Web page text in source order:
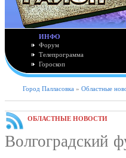
ИНФО
Форум
Телепрограмма
Гороскоп
Город Палласовка » Областные
ОБЛАСТНЫЕ НОВОСТИ
Волгоградский